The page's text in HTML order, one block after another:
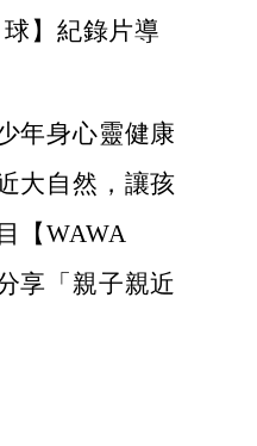
】紀錄片導
年身心靈健康
大自然，讓孩
【WAWA
享「親子親近